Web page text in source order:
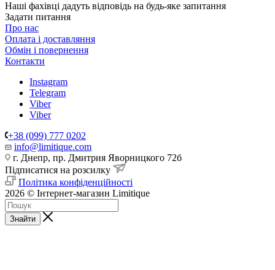
Наші фахівці дадуть відповідь на будь-яке запитання
Задати питання
Про нас
Оплата і доставляння
Обмін і повернення
Контакти
Instagram
Telegram
Viber
Viber
+38 (099) 777 0202
info@limitique.com
г. Днепр, пр. Дмитрия Яворницкого 72б
Підписатися на розсилку
Політика конфіденційності
2026 © Інтернет-магазин Limitique
Знайти